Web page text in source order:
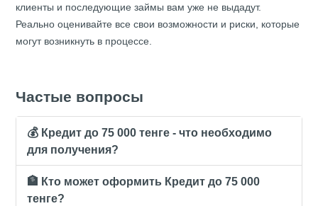
клиенты и последующие займы вам уже не выдадут.
Реально оценивайте все свои возможности и риски, которые
могут возникнуть в процессе.
Частые вопросы
💰 Кредит до 75 000 тенге - что необходимо
для получения?
🏦 Кто может оформить Кредит до 75 000
тенге?